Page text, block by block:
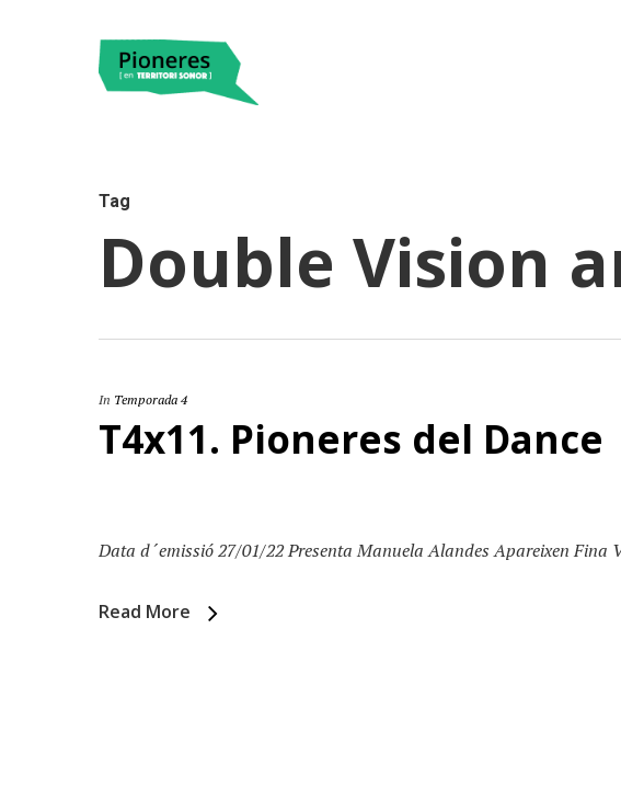
Tag
Double Vision
In Temporada 4
T4x11. Pioneres del Dance
Data d´emissió 27/01/22 Presenta Manuela Alandes Apareixen Fina
Read More